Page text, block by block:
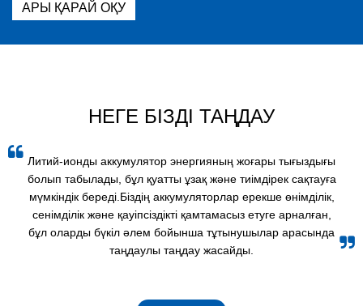
АРЫ ҚАРАЙ ОҚУ
НЕГЕ БІЗДІ ТАҢДАУ
Литий-ионды аккумулятор энергияның жоғары тығыздығы
болып табылады, бұл қуатты ұзақ және тиімдірек сақтауға
мүмкіндік береді.Біздің аккумуляторлар ерекше өнімділік,
сенімділік және қауіпсіздікті қамтамасыз етуге арналған,
бұл оларды бүкіл әлем бойынша тұтынушылар арасында
таңдаулы таңдау жасайды.